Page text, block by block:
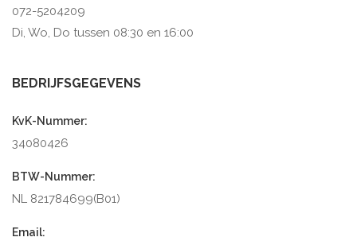
072-5204209
Di, Wo, Do tussen 08:30 en 16:00
BEDRIJFSGEGEVENS
KvK-Nummer:
34080426
BTW-Nummer:
NL 821784699(B01)
Email: